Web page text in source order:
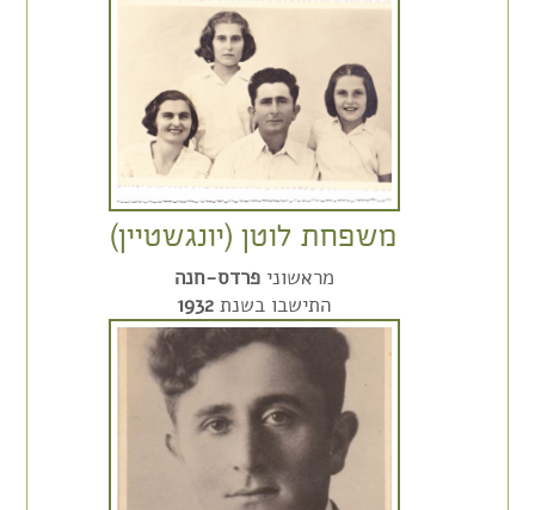
משפחת לוטן (יונגשטיין)
מראשוניפרדס-חנה
התישבו בשנת 1932